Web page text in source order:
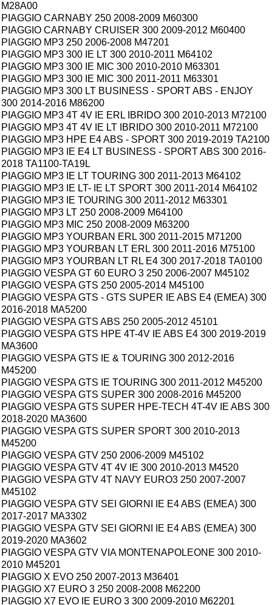
M28A00
PIAGGIO CARNABY 250 2008-2009 M60300
PIAGGIO CARNABY CRUISER 300 2009-2012 M60400
PIAGGIO MP3 250 2006-2008 M47201
PIAGGIO MP3 300 IE LT 300 2010-2011 M64102
PIAGGIO MP3 300 IE MIC 300 2010-2010 M63301
PIAGGIO MP3 300 IE MIC 300 2011-2011 M63301
PIAGGIO MP3 300 LT BUSINESS - SPORT ABS - ENJOY
300 2014-2016 M86200
PIAGGIO MP3 4T 4V IE ERL IBRIDO 300 2010-2013 M72100
PIAGGIO MP3 4T 4V IE LT IBRIDO 300 2010-2011 M72100
PIAGGIO MP3 HPE E4 ABS - SPORT 300 2019-2019 TA2100
PIAGGIO MP3 IE E4 LT BUSINESS - SPORT ABS 300 2016-
2018 TA1100-TA19L
PIAGGIO MP3 IE LT TOURING 300 2011-2013 M64102
PIAGGIO MP3 IE LT- IE LT SPORT 300 2011-2014 M64102
PIAGGIO MP3 IE TOURING 300 2011-2012 M63301
PIAGGIO MP3 LT 250 2008-2009 M64100
PIAGGIO MP3 MIC 250 2008-2009 M63200
PIAGGIO MP3 YOURBAN ERL 300 2011-2015 M71200
PIAGGIO MP3 YOURBAN LT ERL 300 2011-2016 M75100
PIAGGIO MP3 YOURBAN LT RL E4 300 2017-2018 TA0100
PIAGGIO VESPA GT 60 EURO 3 250 2006-2007 M45102
PIAGGIO VESPA GTS 250 2005-2014 M45100
PIAGGIO VESPA GTS - GTS SUPER IE ABS E4 (EMEA) 300
2016-2018 MA5200
PIAGGIO VESPA GTS ABS 250 2005-2012 45101
PIAGGIO VESPA GTS HPE 4T-4V IE ABS E4 300 2019-2019
MA3600
PIAGGIO VESPA GTS IE & TOURING 300 2012-2016
M45200
PIAGGIO VESPA GTS IE TOURING 300 2011-2012 M45200
PIAGGIO VESPA GTS SUPER 300 2008-2016 M45200
PIAGGIO VESPA GTS SUPER HPE-TECH 4T-4V IE ABS 300
2018-2020 MA3600
PIAGGIO VESPA GTS SUPER SPORT 300 2010-2013
M45200
PIAGGIO VESPA GTV 250 2006-2009 M45102
PIAGGIO VESPA GTV 4T 4V IE 300 2010-2013 M4520
PIAGGIO VESPA GTV 4T NAVY EURO3 250 2007-2007
M45102
PIAGGIO VESPA GTV SEI GIORNI IE E4 ABS (EMEA) 300
2017-2017 MA3302
PIAGGIO VESPA GTV SEI GIORNI IE E4 ABS (EMEA) 300
2019-2020 MA3602
PIAGGIO VESPA GTV VIA MONTENAPOLEONE 300 2010-
2010 M45201
PIAGGIO X EVO 250 2007-2013 M36401
PIAGGIO X7 EURO 3 250 2008-2008 M62200
PIAGGIO X7 EVO IE EURO 3 300 2009-2010 M62201